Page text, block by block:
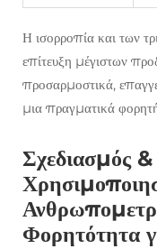
Η ισορροπία και των
επίτευξη μέγιστων
προσαρμοστικά,
μια πραγματικά
Σχεδιασμός &
Φορητότητα